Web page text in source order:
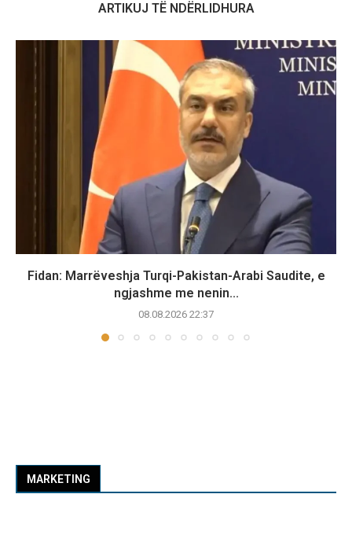
ARTIKUJ TË NDËRLIDHURA
Fidan: Marrëveshja Turqi-Pakistan-Arabi Saudite, e
ngjashme me nenin...
08.08.2026 22:37
MARKETING